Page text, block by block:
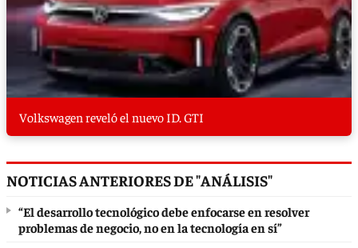
Volkswagen reveló el nuevo ID. GTI
NOTICIAS ANTERIORES DE "ANÁLISIS"
“El desarrollo tecnológico debe enfocarse en resolver
problemas de negocio, no en la tecnología en sí”